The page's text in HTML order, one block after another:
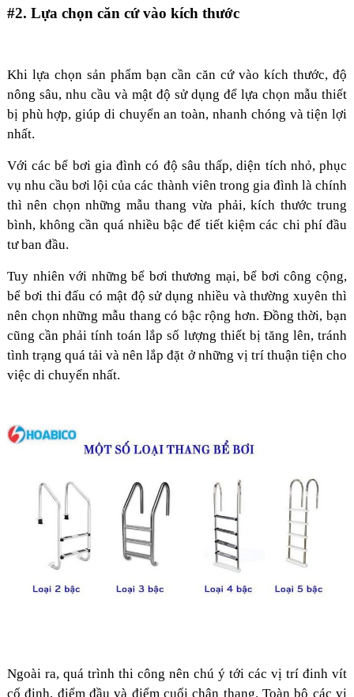
#2. Lựa chọn căn cứ vào kích thước
Khi lựa chọn sản phẩm bạn cần căn cứ vào kích thước, độ
nông sâu, nhu cầu và mật độ sử dụng để lựa chọn mẫu thiết
bị phù hợp, giúp di chuyển an toàn, nhanh chóng và tiện lợi
nhất.
Với các bể bơi gia đình có độ sâu thấp, diện tích nhỏ, phục
vụ nhu cầu bơi lội của các thành viên trong gia đình là chính
thì nên chọn những mẫu thang vừa phải, kích thước trung
bình, không cần quá nhiều bậc để tiết kiệm các chi phí đầu
tư ban đầu.
Tuy nhiên với những bể bơi thương mại, bể bơi công cộng,
bể bơi thi đấu có mật độ sử dụng nhiều và thường xuyên thì
nên chọn những mẫu thang có bậc rộng hơn. Đồng thời, bạn
cũng cần phải tính toán lắp số lượng thiết bị tăng lên, tránh
tình trạng quá tải và nên lắp đặt ở những vị trí thuận tiện cho
việc di chuyển nhất.
Ngoài ra, quá trình thi công nên chú ý tới các vị trí đinh vít
cố định, điểm đầu và điểm cuối chân thang. Toàn bộ các vị